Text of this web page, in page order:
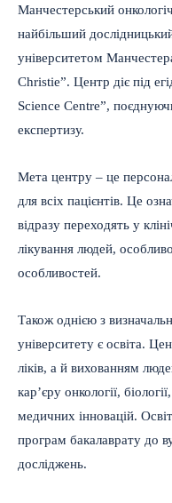
Манчестерський
найбільший
університетом
Christie”. Центр діє під
Science Centre”,
експертизу.
Мета центру – це
для всіх пацієнтів. Це
відразу переходять у
лікування людей,
особливостей.
Також однією з
університету є освіта.
ліків, а й вихованням
кар’єру онкології,
медичних інновацій.
програм бакалаврату до
досліджень.